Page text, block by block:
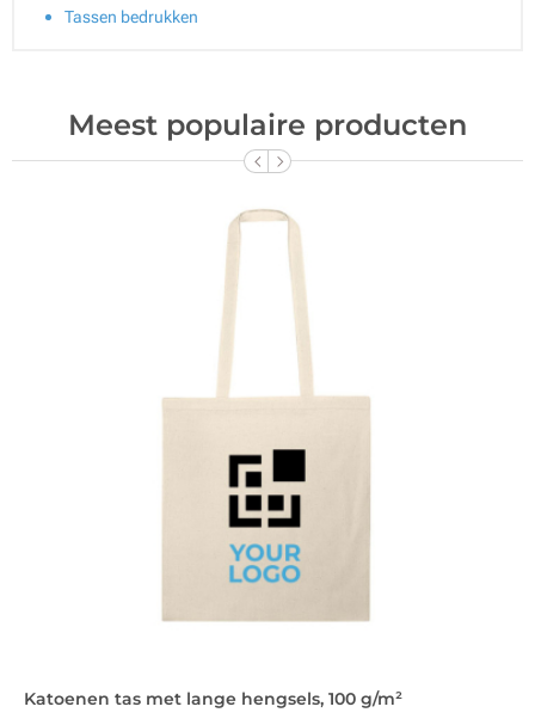
Tassen bedrukken
Meest populaire producten
Katoenen tas met lange hengsels, 100 g/m²